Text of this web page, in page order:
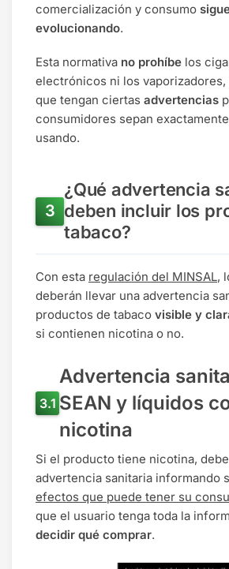
comercialización y consumo
evolucionando.
Esta normativa no prohíbe los
electrónicos ni los vaporizadores,
que tengan ciertas advertencias
consumidores sepan
usando.
¿Qué advertencia
deben incluir los
tabaco?
Con esta regulación del MINSAL,
deberán llevar una advertencia
productos de tabaco visible y
si contienen nicotina o no.
Advertencia
SEAN y líquidos
nicotina
Si el producto tiene nicotina,
advertencia sanitaria informando
efectos que puede tener su
que el usuario tenga toda la
decidir qué comprar.